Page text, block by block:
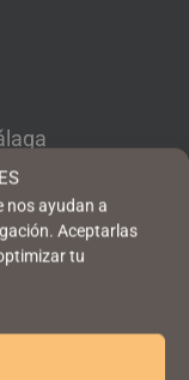
nos ayudan a
Aceptarlas
tu